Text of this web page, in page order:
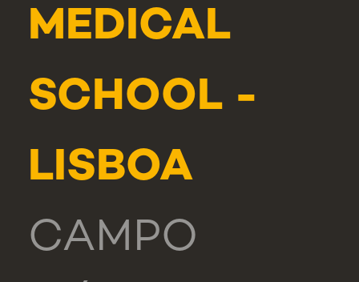
MEDICAL
SCHOOL -
LISBOA
CAMPO